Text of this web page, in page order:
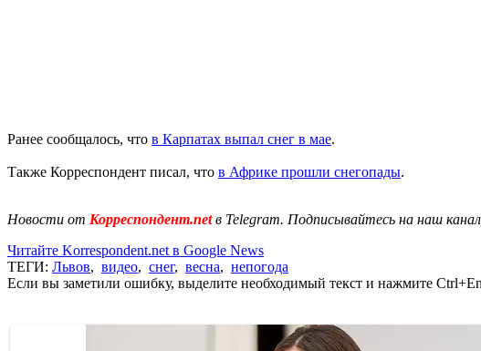
Ранее сообщалось, что в Карпатах выпал снег в мае.
Также Корреспондент писал, что в Африке прошли снегопады.
Новости от Корреспондент.netв Telegram. Подписывайтесь на наш канал
Читайте Korrespondent.net в Google News
ТЕГИ: Львов, видео, снег, весна, непогода
Если вы заметили ошибку, выделите необходимый текст и нажмите